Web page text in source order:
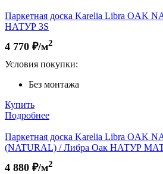
Паркетная доска Karelia Libra OAK
НАТУР 3S
4 770 ₽/м2
Условия покупки:
Без монтажа
Купить
Подробнее
Паркетная доска Karelia Libra OAK
(NATURAL) / Либра Оак НАТУР
4 880 ₽/м2